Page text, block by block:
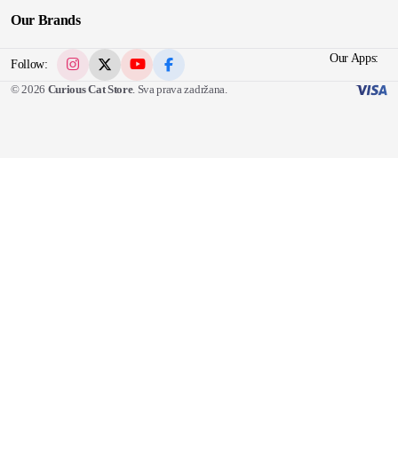
Our Brands
Follow: Our Apps:
© 2026 Curious Cat Store. Sva prava zadržana.